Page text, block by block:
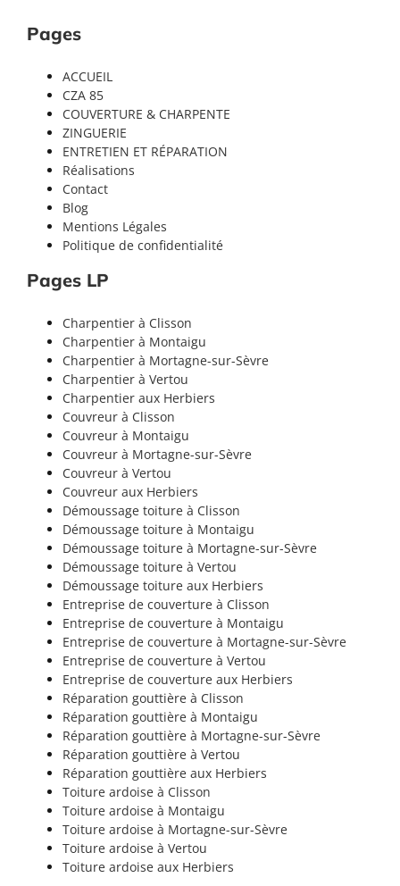
Pages
ACCUEIL
CZA 85
COUVERTURE & CHARPENTE
ZINGUERIE
ENTRETIEN ET RÉPARATION
Réalisations
Contact
Blog
Mentions Légales
Politique de confidentialité
Pages LP
Charpentier à Clisson
Charpentier à Montaigu
Charpentier à Mortagne-sur-Sèvre
Charpentier à Vertou
Charpentier aux Herbiers
Couvreur à Clisson
Couvreur à Montaigu
Couvreur à Mortagne-sur-Sèvre
Couvreur à Vertou
Couvreur aux Herbiers
Démoussage toiture à Clisson
Démoussage toiture à Montaigu
Démoussage toiture à Mortagne-sur-Sèvre
Démoussage toiture à Vertou
Démoussage toiture aux Herbiers
Entreprise de couverture à Clisson
Entreprise de couverture à Montaigu
Entreprise de couverture à Mortagne-sur-Sèvre
Entreprise de couverture à Vertou
Entreprise de couverture aux Herbiers
Réparation gouttière à Clisson
Réparation gouttière à Montaigu
Réparation gouttière à Mortagne-sur-Sèvre
Réparation gouttière à Vertou
Réparation gouttière aux Herbiers
Toiture ardoise à Clisson
Toiture ardoise à Montaigu
Toiture ardoise à Mortagne-sur-Sèvre
Toiture ardoise à Vertou
Toiture ardoise aux Herbiers